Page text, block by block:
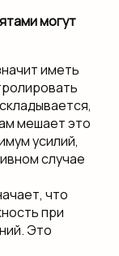
могут
иметь
мешает это
усилий,
случае
что
при
Это